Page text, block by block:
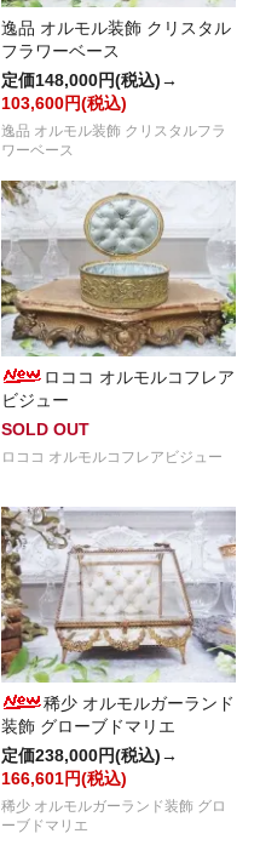
逸品 オルモル装飾 クリスタル
フラワーベース
定価148,000円(税込)→
103,600円(税込)
逸品 オルモル装飾 クリスタルフラ
ワーベース
ロココ オルモルコフレア
ビジュー
SOLD OUT
ロココ オルモルコフレアビジュー
稀少 オルモルガーランド
装飾 グローブドマリエ
定価238,000円(税込)→
166,601円(税込)
稀少 オルモルガーランド装飾 グロ
ーブドマリエ